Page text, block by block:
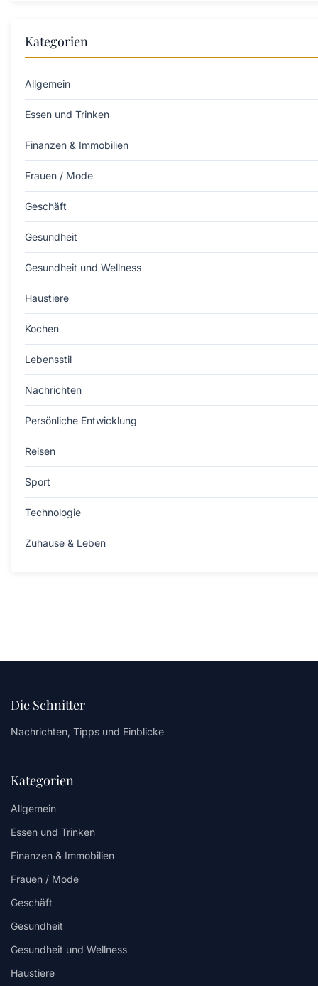
Kategorien
Allgemein
Essen und Trinken
Finanzen & Immobilien
Frauen / Mode
Geschäft
Gesundheit
Gesundheit und Wellness
Haustiere
Kochen
Lebensstil
Nachrichten
Persönliche Entwicklung
Reisen
Sport
Technologie
Zuhause & Leben
Die Schnitter
Nachrichten, Tipps und Einblicke
Kategorien
Allgemein
Essen und Trinken
Finanzen & Immobilien
Frauen / Mode
Geschäft
Gesundheit
Gesundheit und Wellness
Haustiere